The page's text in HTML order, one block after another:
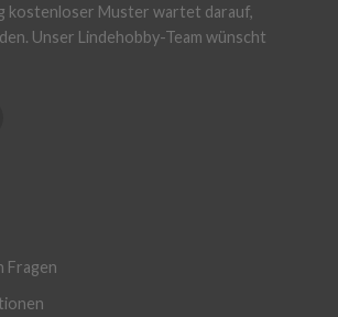
kostenloser Muster wartet darauf,
Unser Lindehobby-Team wünscht
Fragen